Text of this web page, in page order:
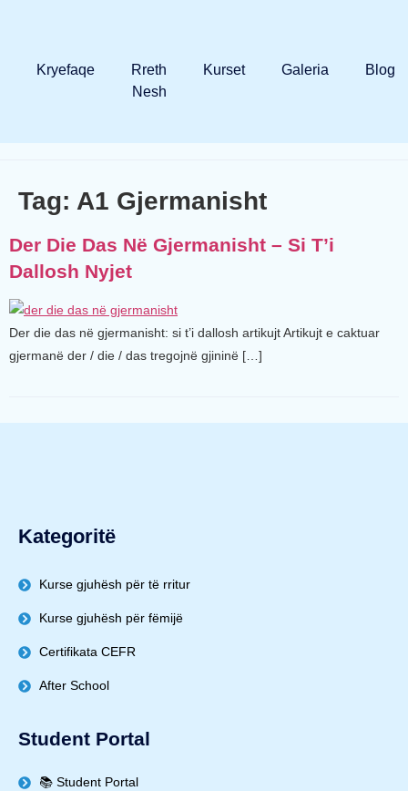
Kryefaqe
Rreth
Nesh
Kurset Galeria Blog
Tag: A1 Gjermanisht
Der Die Das Në Gjermanisht – Si T’i
Dallosh Nyjet
Der die das në gjermanisht: si t’i dallosh artikujt Artikujt e caktuar
gjermanë der / die / das tregojnë gjininë […]
Kategoritë
Kurse gjuhësh për të rritur
Kurse gjuhësh për fëmijë
Certifikata CEFR
After School
Student Portal
📚 Student Portal